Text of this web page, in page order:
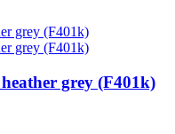
grey (F401k)